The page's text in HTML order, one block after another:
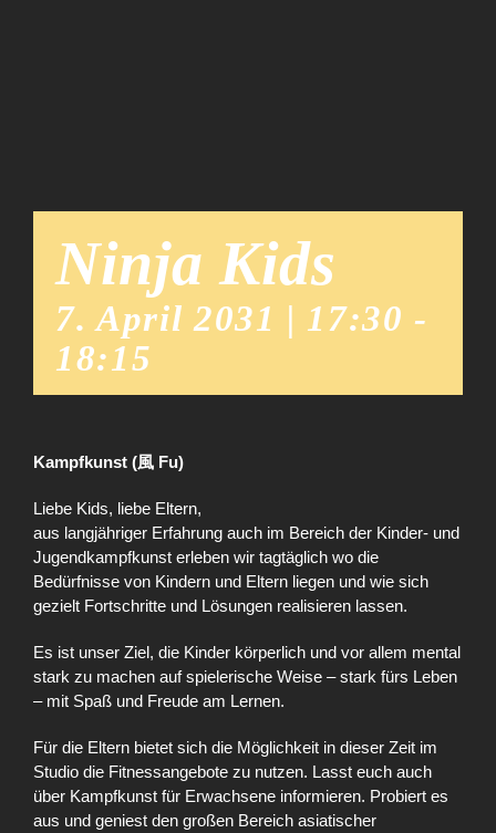
Ninja Kids
7. April 2031 | 17:30 -
18:15
Kampfkunst (風 Fu)
Liebe Kids, liebe Eltern,
aus langjähriger Erfahrung auch im Bereich der Kinder- und
Jugendkampfkunst erleben wir tagtäglich wo die
Bedürfnisse von Kindern und Eltern liegen und wie sich
gezielt Fortschritte und Lösungen realisieren lassen.
Es ist unser Ziel, die Kinder körperlich und vor allem mental
stark zu machen auf spielerische Weise – stark fürs Leben
– mit Spaß und Freude am Lernen.
Für die Eltern bietet sich die Möglichkeit in dieser Zeit im
Studio die Fitnessangebote zu nutzen. Lasst euch auch
über Kampfkunst für Erwachsene informieren. Probiert es
aus und geniest den großen Bereich asiatischer